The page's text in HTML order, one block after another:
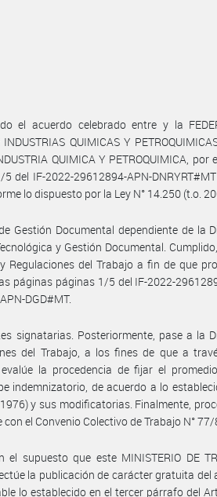
el acuerdo celebrado entre y la
QUIMICAS Y
QUIMICA Y PETROQUIMICA, por
del IF-2022-29612894-APN-
lo dispuesto por la Ley N° 14.250 (t.o.
Gestión Documental dependiente de la
y Gestión Documental.
Regulaciones del Trabajo a fin de que
páginas páginas 1/5 del IF-2022-
DGD#MT.
signatarias. Posteriormente, pase a la
del Trabajo, a los fines de que a
la procedencia de fijar el
indemnizatorio, de acuerdo a lo
y sus modificatorias. Finalmente,
el Convenio Colectivo de Trabajo N° 77/
el supuesto que este MINISTERIO DE
la publicación de carácter gratuita del
lo establecido en el tercer párrafo del